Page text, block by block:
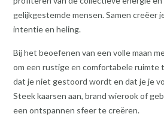
gelijkgestemde mensen. Samen creëer
intentie en heling.
Bij het beoefenen van een volle maan
om een rustige en comfortabele ruimte
dat je niet gestoord wordt en dat je je
Steek kaarsen aan, brand wierook of
een ontspannen sfeer te creëren.